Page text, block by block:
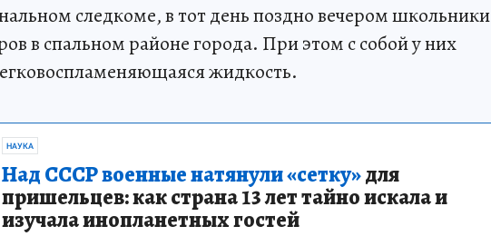
следкоме, в тот день поздно вечером школьники
в спальном районе города. При этом с собой у них
жидкость.
НАУКА
Над СССР военные натянули «сетку»для
пришельцев: как страна 13 лет тайно искала и
изучала инопланетных гостей